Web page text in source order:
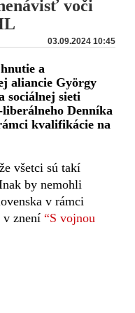
voči
03.09.2024 10:45
a
aliancie György
sociálnej sieti
Denníka
kvalifikácie na
všetci sú takí
by nemohli
v rámci
znení “S vojnou